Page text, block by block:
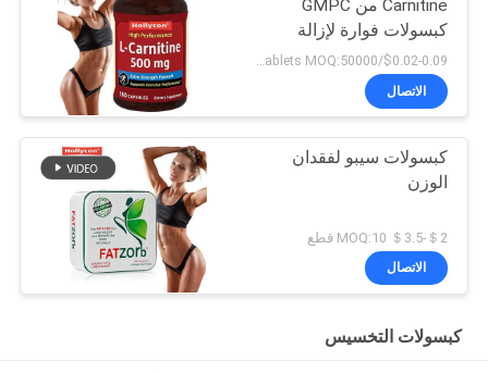
Carnitine من GMPC
كبسولات فوارة لإزالة
السموم
الاتصال
كبسولات سيبو لفقدان
الوزن
＄2-＄3.5 MOQ:10 قطع
الاتصال
كبسولات التخسيس